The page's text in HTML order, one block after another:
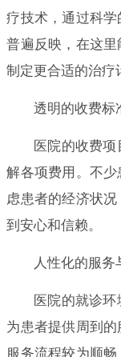
疗技术，通过科
普遍反映，在这
制定更合适的治疗
透明的收费标
医院的收费
解各项费用。不
虑患者的经济状
到安心和信赖。
人性化的服务
医院的就诊
为患者提供周到
服务流程较为顺